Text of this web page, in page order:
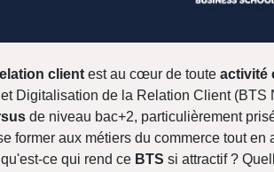
clientest au cœur de toute activité
Digitalisation de la Relation Client (BTS
de niveau bac+2, particulièrement
former aux métiers du commerce tout en
ce qui rend ce BTS si attractif ?